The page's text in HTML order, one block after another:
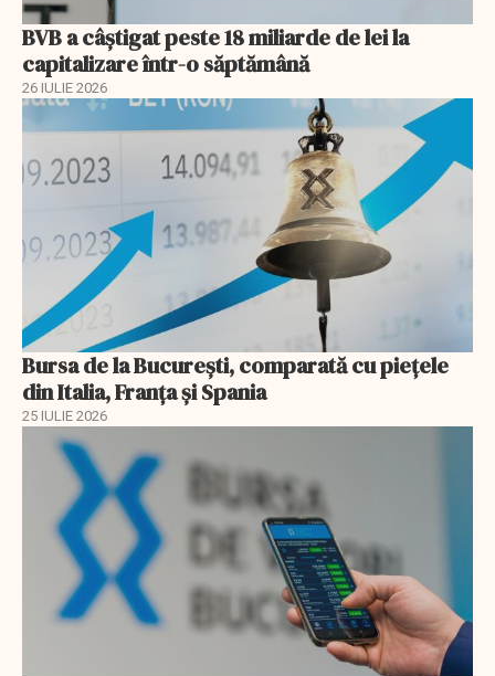
BVB a câștigat peste 18 miliarde de lei la
capitalizare într-o săptămână
26 IULIE 2026
Bursa de la București, comparată cu piețele
din Italia, Franța și Spania
25 IULIE 2026